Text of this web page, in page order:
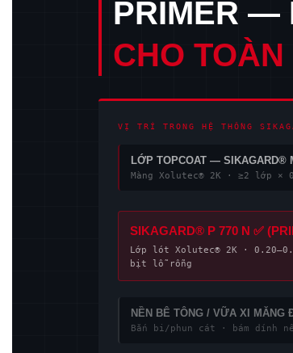
PRIMER —
CHO
VỊ TRÍ TRONG HỆ THỐNG
LỚP TOPCOAT — SIKAGARD®
Màng Xolutec® 2K · ≥2 lớp ×
SIKAGARD® P 770 N ✅
Lớp lót Xolutec® 2K ·
bịt lỗ rỗng
NỀN BÊ TÔNG / VỮA XI MĂNG
Bắn bi/phun cát · bám dính